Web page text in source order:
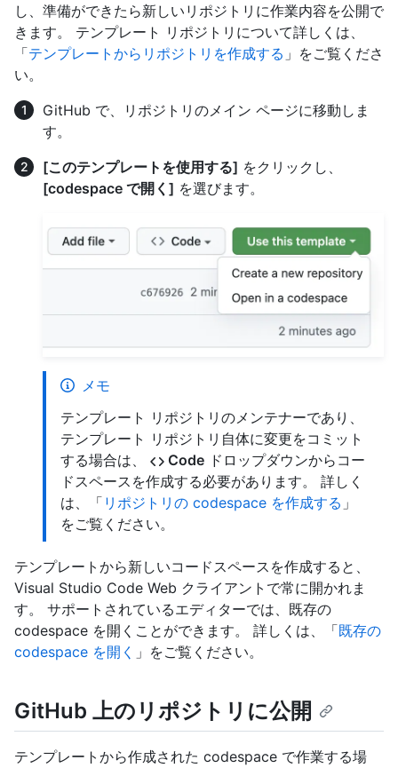
し、準備ができたら新しいリポジトリに作業内容を公開で
きます。 テンプレート リポジトリについて詳しくは、
「テンプレートからリポジトリを作成する 」をご覧くださ
い。
GitHub で、リポジトリのメイン ページに移動しま
す。
[このテンプレートを使用する] をクリックし、
[codespace で開く] を選びます。
メモ
テンプレート リポジトリのメンテナーであり、
テンプレート リポジトリ自体に変更をコミット
する場合は、
Code ドロップダウンからコー
ドスペースを作成する必要があります。 詳しく
は、「 リポジトリの codespace を作成する 」
をご覧ください。
テンプレートから新しいコードスペースを作成すると、
Visual Studio Code Web クライアントで常に開かれま
す。 サポートされているエディターでは、既存の
codespace を開くことができます。 詳しくは、「既存の
codespace を開く 」をご覧ください。
GitHub 上のリポジトリに公開
テンプレートから作成された codespace で作業する場